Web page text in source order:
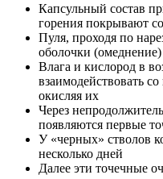
Капсульный состав
горения покрывают
Пуля, проходя по
оболочки (омеднение)
Влага и кислород в
взаимодействовать
окисляя их
Через
появляются первые
У «черных» стволов
несколько дней
Далее эти точечные